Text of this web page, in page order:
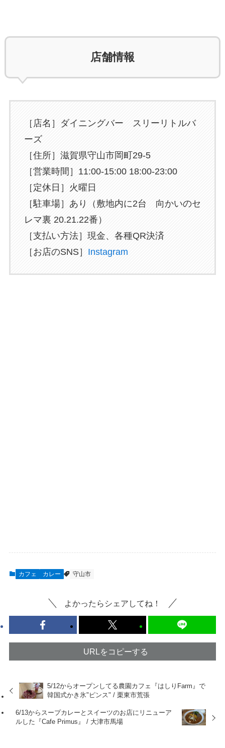
店舗情報
［店名］ダイニングバー スリーリトルバ
ーズ
［住所］滋賀県守山市岡町29-5
［営業時間］11:00-15:00 18:00-23:00
［定休日］火曜日
［駐車場］あり（敷地内に2台 向かいのセ
レマ裏 20.21.22番）
［支払い方法］現金、各種QR決済
［お店のSNS］ Instagram
カフェ カレー 守山市
よかったらシェアしてね！
URLをコピーする
5/12からオープンしてる農園カフェ『はしりFarm』で
韓国式かき氷"ピンス" / 栗東市荒張
6/13からスープカレーとスイーツのお店にリニューア
ルした『Cafe Primus』 / 大津市馬場